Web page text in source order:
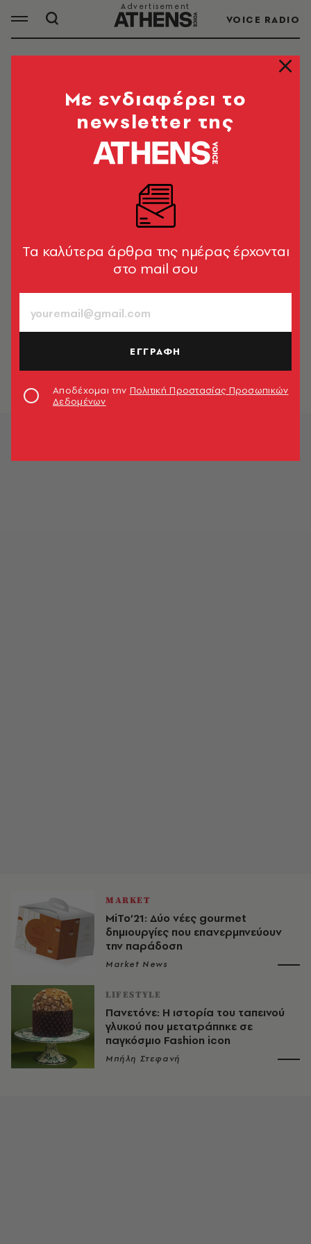
VOICE RADIO
ΠΑΝΕΤΟΝΕ
ΟΛΑ ΤΑ ΑΡΘΡΑ ΤΟΥ TAG
ΚΟΣΜΟΣ
πνίγηκε τρώγοντας πανετόνε στο
χριστουγεννιάτικο τραπέζι
ΘΕΜΑΤΑ ΓΕΥΣΗΣ
6 μοσχομυριστά πανετόνε για
ζαχαρένιες γιορτές
Κατερίνα Βνάτσιου
MARKET
MiTo’21: Δύο νέες gourmet
δημιουργίες που επανερμηνεύουν
την παράδοση
Market News
LIFESTYLE
Πανετόνε: Η ιστορία του ταπεινού
γλυκού που μετατράπηκε σε
παγκόσμιο Fashion icon
Μπήλη Στεφανή
Mε ενδιαφέρει το
newsletter της
Tα καλύτερα άρθρα της ημέρας έρχονται
στο mail σου
ΕΓΓΡΑΦΗ
Αποδέχομαι την Πολιτική Προστασίας Προσωπικών
Δεδομένων